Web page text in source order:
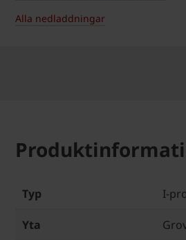
Alla nedladdningar
Typ I-
Yta